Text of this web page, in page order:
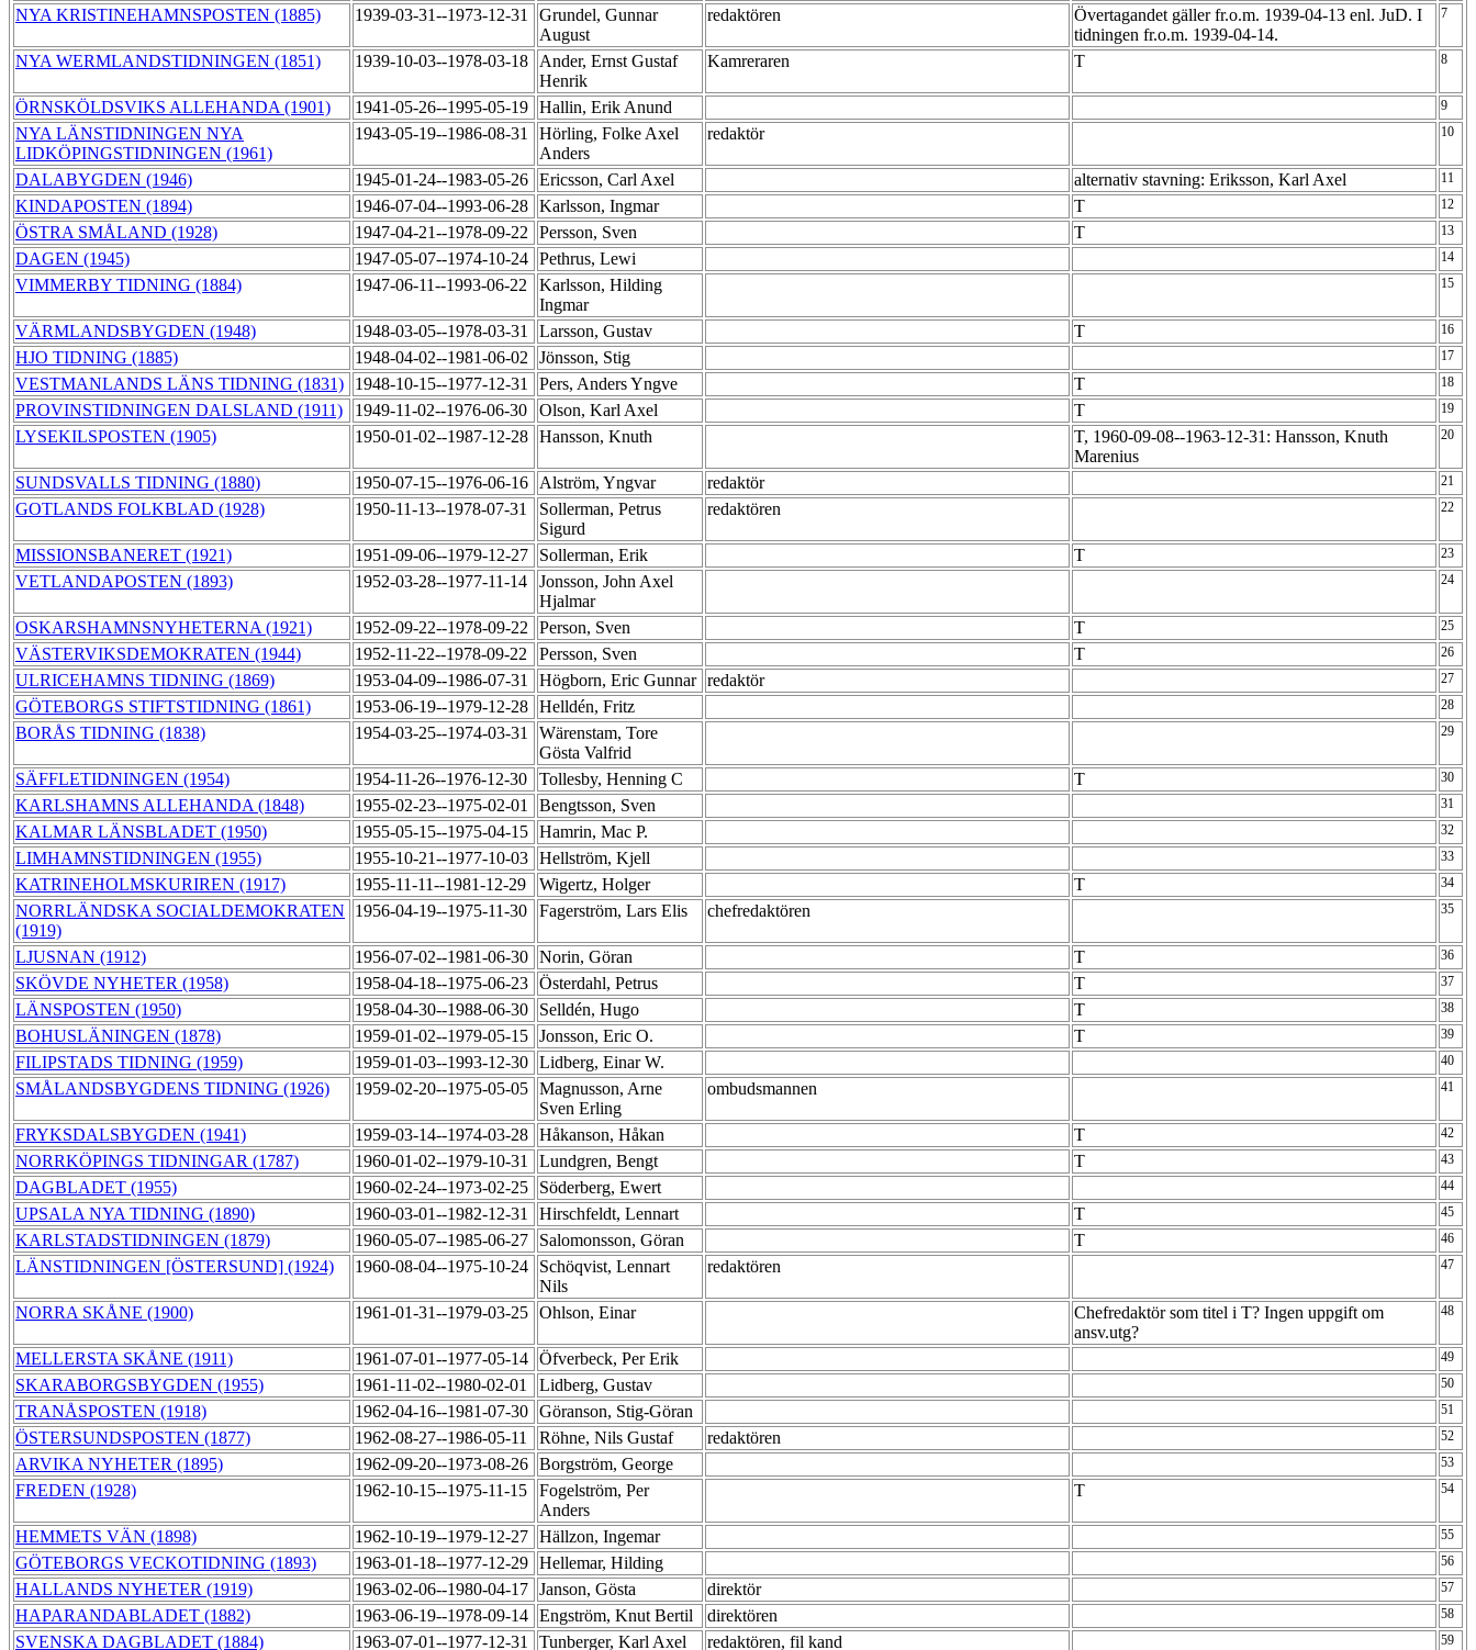
NYA KRISTINEHAMNSPOSTEN (1885) 1939-03-31--1973-12-31
Grundel, Gunnar
August
redaktören
Övertagandet gäller fr.o.m. 1939-04-13 enl. JuD. I
tidningen fr.o.m. 1939-04-14.
7
NYA WERMLANDSTIDNINGEN (1851) 1939-10-03--1978-03-18
Ander, Ernst Gustaf
Henrik
Kamreraren T 8
ÖRNSKÖLDSVIKS ALLEHANDA (1901) 1941-05-26--1995-05-19 Hallin, Erik Anund 9
NYA LÄNSTIDNINGEN NYA
LIDKÖPINGSTIDNINGEN (1961)
1943-05-19--1986-08-31
Hörling, Folke Axel
Anders
redaktör 10
DALABYGDEN (1946) 1945-01-24--1983-05-26 Ericsson, Carl Axel alternativ stavning: Eriksson, Karl Axel 11
KINDAPOSTEN (1894) 1946-07-04--1993-06-28 Karlsson, Ingmar T 12
ÖSTRA SMÅLAND (1928) 1947-04-21--1978-09-22 Persson, Sven T 13
DAGEN (1945) 1947-05-07--1974-10-24 Pethrus, Lewi 14
VIMMERBY TIDNING (1884) 1947-06-11--1993-06-22
Karlsson, Hilding
Ingmar
15
VÄRMLANDSBYGDEN (1948) 1948-03-05--1978-03-31 Larsson, Gustav T 16
HJO TIDNING (1885) 1948-04-02--1981-06-02 Jönsson, Stig 17
VESTMANLANDS LÄNS TIDNING (1831) 1948-10-15--1977-12-31 Pers, Anders Yngve T 18
PROVINSTIDNINGEN DALSLAND (1911) 1949-11-02--1976-06-30 Olson, Karl Axel T 19
LYSEKILSPOSTEN (1905) 1950-01-02--1987-12-28 Hansson, Knuth
T, 1960-09-08--1963-12-31: Hansson, Knuth
Marenius
20
SUNDSVALLS TIDNING (1880) 1950-07-15--1976-06-16 Alström, Yngvar redaktör 21
GOTLANDS FOLKBLAD (1928) 1950-11-13--1978-07-31
Sollerman, Petrus
Sigurd
redaktören 22
MISSIONSBANERET (1921) 1951-09-06--1979-12-27 Sollerman, Erik T 23
VETLANDAPOSTEN (1893) 1952-03-28--1977-11-14
Jonsson, John Axel
Hjalmar
24
OSKARSHAMNSNYHETERNA (1921) 1952-09-22--1978-09-22 Person, Sven T 25
VÄSTERVIKSDEMOKRATEN (1944) 1952-11-22--1978-09-22 Persson, Sven T 26
ULRICEHAMNS TIDNING (1869) 1953-04-09--1986-07-31 Högborn, Eric Gunnar redaktör 27
GÖTEBORGS STIFTSTIDNING (1861) 1953-06-19--1979-12-28 Helldén, Fritz 28
BORÅS TIDNING (1838) 1954-03-25--1974-03-31
Wärenstam, Tore
Gösta Valfrid
29
SÄFFLETIDNINGEN (1954) 1954-11-26--1976-12-30 Tollesby, Henning C T 30
KARLSHAMNS ALLEHANDA (1848) 1955-02-23--1975-02-01 Bengtsson, Sven 31
KALMAR LÄNSBLADET (1950) 1955-05-15--1975-04-15 Hamrin, Mac P. 32
LIMHAMNSTIDNINGEN (1955) 1955-10-21--1977-10-03 Hellström, Kjell 33
KATRINEHOLMSKURIREN (1917) 1955-11-11--1981-12-29 Wigertz, Holger T 34
NORRLÄNDSKA SOCIALDEMOKRATEN
(1919)
1956-04-19--1975-11-30 Fagerström, Lars Elis chefredaktören 35
LJUSNAN (1912) 1956-07-02--1981-06-30 Norin, Göran T 36
SKÖVDE NYHETER (1958) 1958-04-18--1975-06-23 Österdahl, Petrus T 37
LÄNSPOSTEN (1950) 1958-04-30--1988-06-30 Selldén, Hugo T 38
BOHUSLÄNINGEN (1878) 1959-01-02--1979-05-15 Jonsson, Eric O. T 39
FILIPSTADS TIDNING (1959) 1959-01-03--1993-12-30 Lidberg, Einar W. 40
SMÅLANDSBYGDENS TIDNING (1926) 1959-02-20--1975-05-05 Magnusson, Arne
Sven Erling
ombudsmannen 41
FRYKSDALSBYGDEN (1941) 1959-03-14--1974-03-28 Håkanson, Håkan T 42
NORRKÖPINGS TIDNINGAR (1787) 1960-01-02--1979-10-31 Lundgren, Bengt T 43
DAGBLADET (1955) 1960-02-24--1973-02-25 Söderberg, Ewert 44
UPSALA NYA TIDNING (1890) 1960-03-01--1982-12-31 Hirschfeldt, Lennart T 45
KARLSTADSTIDNINGEN (1879) 1960-05-07--1985-06-27 Salomonsson, Göran T 46
LÄNSTIDNINGEN [ÖSTERSUND] (1924) 1960-08-04--1975-10-24
Schöqvist, Lennart
Nils
redaktören 47
NORRA SKÅNE (1900) 1961-01-31--1979-03-25 Ohlson, Einar
Chefredaktör som titel i T? Ingen uppgift om
ansv.utg?
48
MELLERSTA SKÅNE (1911) 1961-07-01--1977-05-14 Öfverbeck, Per Erik 49
SKARABORGSBYGDEN (1955) 1961-11-02--1980-02-01 Lidberg, Gustav 50
TRANÅSPOSTEN (1918) 1962-04-16--1981-07-30 Göranson, Stig-Göran 51
ÖSTERSUNDSPOSTEN (1877) 1962-08-27--1986-05-11 Röhne, Nils Gustaf redaktören 52
ARVIKA NYHETER (1895) 1962-09-20--1973-08-26 Borgström, George 53
FREDEN (1928) 1962-10-15--1975-11-15
Fogelström, Per
Anders
T 54
HEMMETS VÄN (1898) 1962-10-19--1979-12-27 Hällzon, Ingemar 55
GÖTEBORGS VECKOTIDNING (1893) 1963-01-18--1977-12-29 Hellemar, Hilding 56
HALLANDS NYHETER (1919) 1963-02-06--1980-04-17 Janson, Gösta direktör 57
HAPARANDABLADET (1882) 1963-06-19--1978-09-14 Engström, Knut Bertil direktören 58
SVENSKA DAGBLADET (1884) 1963-07-01--1977-12-31 Tunberger, Karl Axel redaktören, fil kand 59